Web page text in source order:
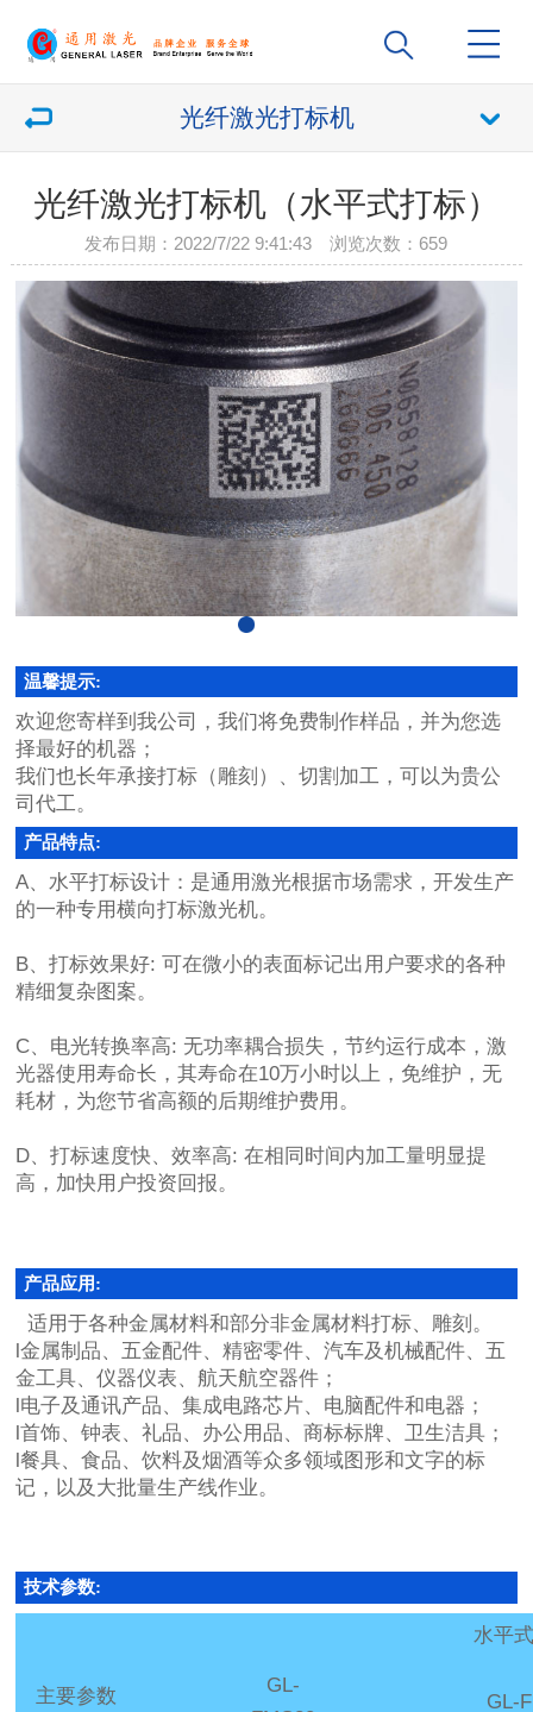
光纤激光打标机
光纤激光打标机（水平式打标）
发布日期：2022/7/22 9:41:43 浏览次数： 659
温馨提示:
欢迎您寄样到我公司，我们将免费制作样品，并为您选
择最好的机器；
我们也长年承接打标（雕刻）、切割加工，可以为贵公
司代工。
产品特点:
A、水平打标设计：是通用激光根据市场需求，开发生产
的一种专用横向打标激光机。
B、打标效果好: 可在微小的表面标记出用户要求的各种
精细复杂图案。
C、电光转换率高: 无功率耦合损失，节约运行成本，激
光器使用寿命长，其寿命在10万小时以上，免维护，无
耗材，为您节省高额的后期维护费用。
D、打标速度快、效率高:在相同时间内加工量明显提
高，加快用户投资回报。
产品应用:
适用于各种金属材料和部分非金属材料打标、雕刻。
l金属制品、五金配件、精密零件、汽车及机械配件、五
金工具、仪器仪表、航天航空器件；
l电子及通讯产品、集成电路芯片、电脑配件和电器；
l首饰、钟表、礼品、办公用品、商标标牌、卫生洁具；
l餐具、食品、饮料及烟酒等众多领域图形和文字的标
记，以及大批量生产线作业。
技术参数:
主要参数
水平
GL-
GL-